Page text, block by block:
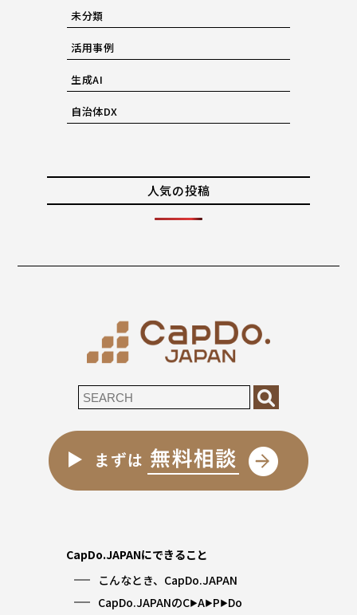
未分類
活用事例
生成AI
自治体DX
人気の投稿
CapDo.JAPANにできること
こんなとき、CapDo.JAPAN
CapDo.JAPANのC▶︎A▶︎P▶︎Do